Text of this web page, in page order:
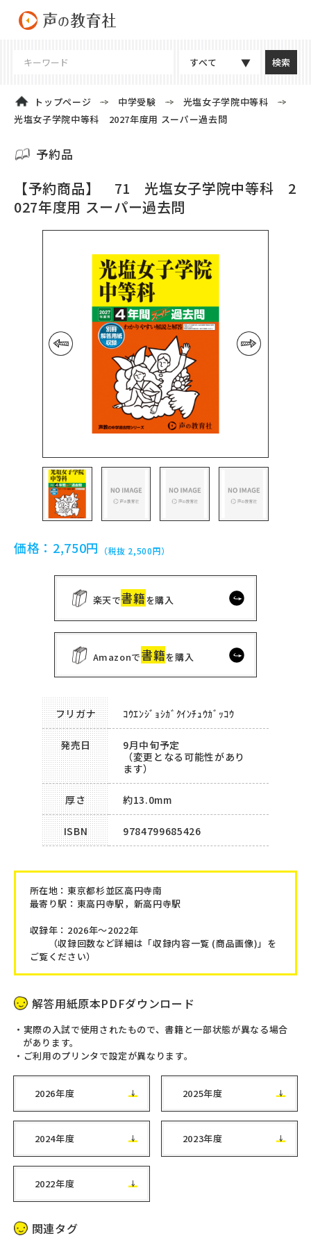
すべて
トップページ 中学受験
光塩女子学院中等科
光塩女子学院中等科 2027年度用 スーパー過去問
予約品
【予約商品】 71 光塩女子学院中等科 2
027年度用 スーパー過去問
前の画像 次の画像
価格： 2,750円 （税抜 2,500円）
楽天で書籍を購入
Amazonで書籍を購入
フリガナ ｺｳｴﾝｼﾞｮｼｶﾞｸｲﾝﾁｭｳｶﾞｯｺｳ
発売日
9月中旬予定
（変更となる可能性があり
ます）
厚さ 約13.0mm
ISBN 9784799685426
所在地：東京都杉並区高円寺南
最寄り駅：東高円寺駅，新高円寺駅
収録年：2026年～2022年
（収録回数など詳細は「収録内容一覧 (商品画像)」を
ご覧ください）
解答用紙原本PDFダウンロード
実際の入試で使用されたもので、書籍と一部状態が異なる場合
があります。
ご利用のプリンタで設定が異なります。
2026年度 2025年度
2024年度 2023年度
2022年度
関連タグ